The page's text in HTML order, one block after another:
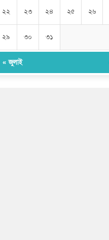
২২ ২৩ ২৪ ২৫ ২৬
২৯ ৩০ ৩১
« জুলাই